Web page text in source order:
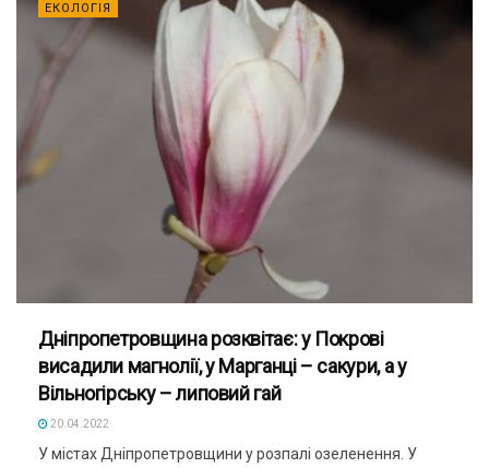
ЕКОЛОГІЯ
Дніпропетровщина розквітає: у Покрові
висадили магнолії, у Марганці – сакури, а у
Вільногірську – липовий гай
20.04.2022
У містах Дніпропетровщини у розпалі озеленення. У